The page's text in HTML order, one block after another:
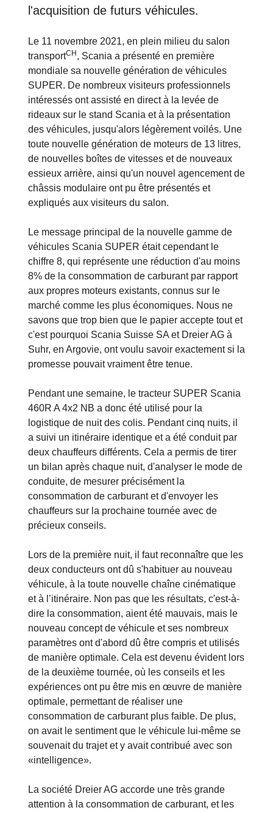
l'acquisition de futurs véhicules.
Le 11 novembre 2021, en plein milieu du salon
transportCH , Scania a présenté en première
mondiale sa nouvelle génération de véhicules
SUPER. De nombreux visiteurs professionnels
intéressés ont assisté en direct à la levée de
rideaux sur le stand Scania et à la présentation
des véhicules, jusqu'alors légèrement voilés. Une
toute nouvelle génération de moteurs de 13 litres,
de nouvelles boîtes de vitesses et de nouveaux
essieux arrière, ainsi qu'un nouvel agencement de
châssis modulaire ont pu être présentés et
expliqués aux visiteurs du salon.
Le message principal de la nouvelle gamme de
véhicules Scania SUPER était cependant le
chiffre 8, qui représente une réduction d'au moins
8% de la consommation de carburant par rapport
aux propres moteurs existants, connus sur le
marché comme les plus économiques. Nous ne
savons que trop bien que le papier accepte tout et
c'est pourquoi Scania Suisse SA et Dreier AG à
Suhr, en Argovie, ont voulu savoir exactement si la
promesse pouvait vraiment être tenue.
Pendant une semaine, le tracteur SUPER Scania
460R A 4x2 NB a donc été utilisé pour la
logistique de nuit des colis. Pendant cinq nuits, il
a suivi un itinéraire identique et a été conduit par
deux chauffeurs différents. Cela a permis de tirer
un bilan après chaque nuit, d'analyser le mode de
conduite, de mesurer précisément la
consommation de carburant et d'envoyer les
chauffeurs sur la prochaine tournée avec de
précieux conseils.
Lors de la première nuit, il faut reconnaître que les
deux conducteurs ont dû s'habituer au nouveau
véhicule, à la toute nouvelle chaîne cinématique
et à l’itinéraire. Non pas que les résultats, c'est-à-
dire la consommation, aient été mauvais, mais le
nouveau concept de véhicule et ses nombreux
paramètres ont d'abord dû être compris et utilisés
de manière optimale. Cela est devenu évident lors
de la deuxième tournée, où les conseils et les
expériences ont pu être mis en œuvre de manière
optimale, permettant de réaliser une
consommation de carburant plus faible. De plus,
on avait le sentiment que le véhicule lui-même se
souvenait du trajet et y avait contribué avec son
«intelligence».
La société Dreier AG accorde une très grande
attention à la consommation de carburant, et les